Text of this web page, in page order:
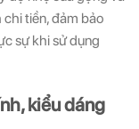
tiền, đảm bảo
sự khi sử dụng
kiểu dáng